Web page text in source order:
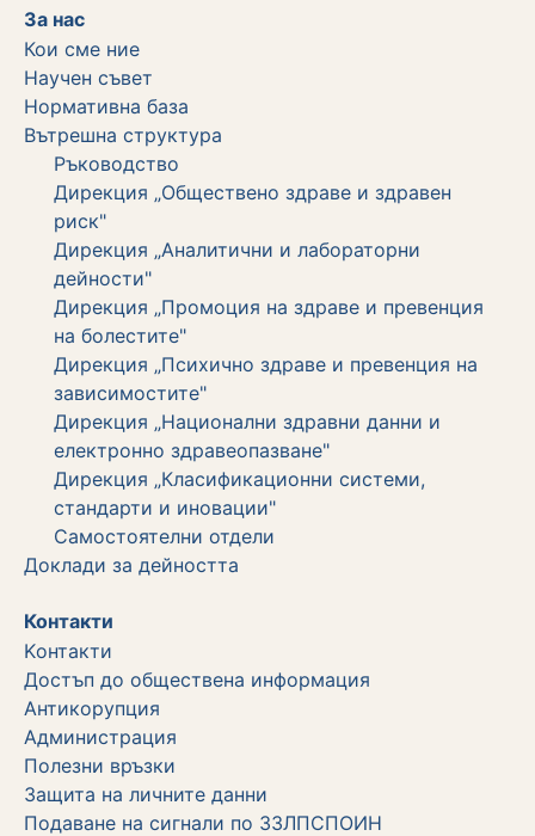
За нас
Кои сме ние
Научен съвет
Нормативна база
Вътрешна структура
Ръководство
Дирекция „Обществено здраве и здравен
риск"
Дирекция „Аналитични и лабораторни
дейности"
Дирекция „Промоция на здраве и превенция
на болестите"
Дирекция „Психично здраве и превенция на
зависимостите"
Дирекция „Национални здравни данни и
електронно здравеопазване"
Дирекция „Класификационни системи,
стандарти и иновации"
Самостоятелни отдели
Дoклади за дейността
Контакти
Kонтакти
Достъп до обществена информация
Aнтикорупция
Администрация
Полезни връзки
Защита на личните данни
Подаване на сигнали по ЗЗЛПСПОИН